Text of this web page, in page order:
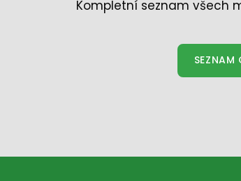
Kompletní seznam všech
SEZNAM